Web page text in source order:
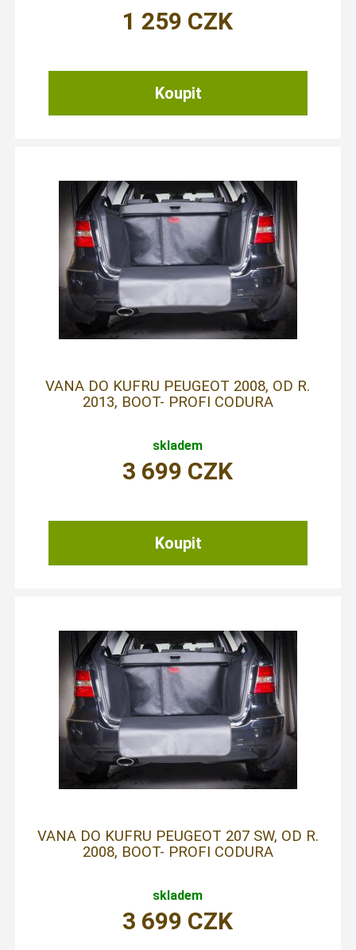
1 259 CZK
VANA DO KUFRU PEUGEOT 2008, OD R.
2013, BOOT- PROFI CODURA
skladem
3 699 CZK
VANA DO KUFRU PEUGEOT 207 SW, OD R.
2008, BOOT- PROFI CODURA
skladem
3 699 CZK